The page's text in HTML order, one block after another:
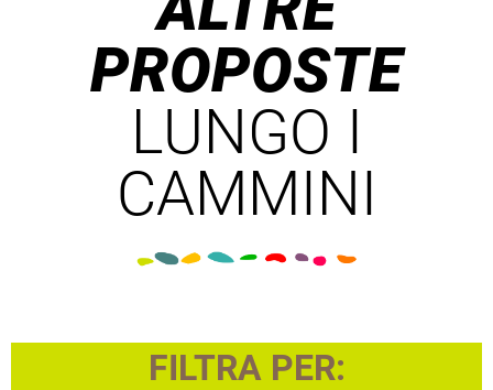
PROPOSTE
LUNGO I
CAMMINI
FILTRA PER: